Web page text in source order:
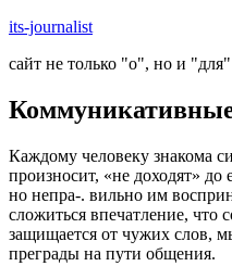
Skip
content
its-journalist
сайт не только "о", но и
Каждому человеку знакома
произносит, «не доходят» до
но непра-. вильно им
сложиться впечатление, что
защищается от чужих слов,
преграды на пути общения.